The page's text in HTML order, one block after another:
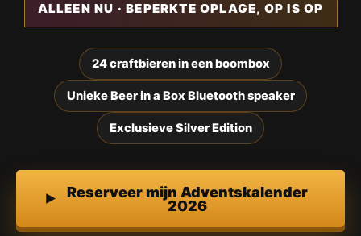
ALLEEN NU · BEPERKTE OPLAGE, OP IS OP
24 craftbieren in een boombox
Unieke Beer in a Box Bluetooth speaker
Exclusieve Silver Edition
Reserveer mijn Adventskalender
2026